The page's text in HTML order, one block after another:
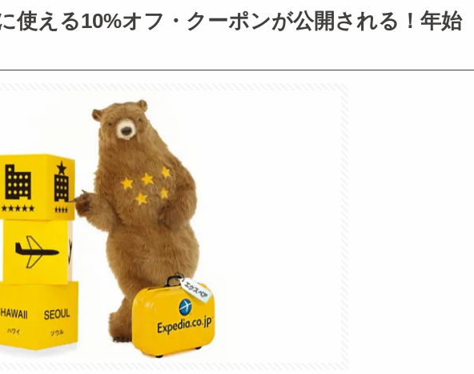
使える10%オフ・クーポンが公開される！年始